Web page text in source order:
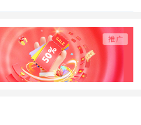
来一场盛宴
千里